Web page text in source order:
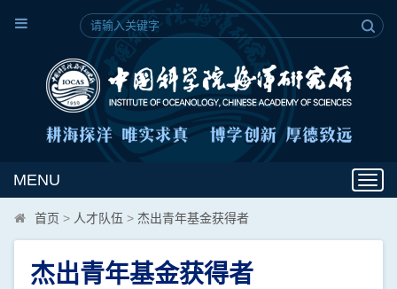
MENU
首页 > 人才队伍 > 杰出青年基金获得者
杰出青年基金获得者